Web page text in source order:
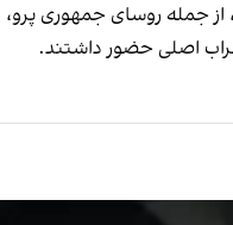
جمله روسای جمهوری پرو،
اصلی حضور داشتند.